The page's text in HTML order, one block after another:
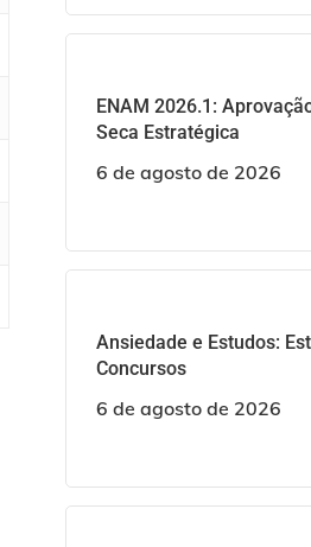
ENAM 2026.1:
Seca Estratégica
6 de agosto de 2026
Ansiedade e Estudos:
Concursos
6 de agosto de 2026